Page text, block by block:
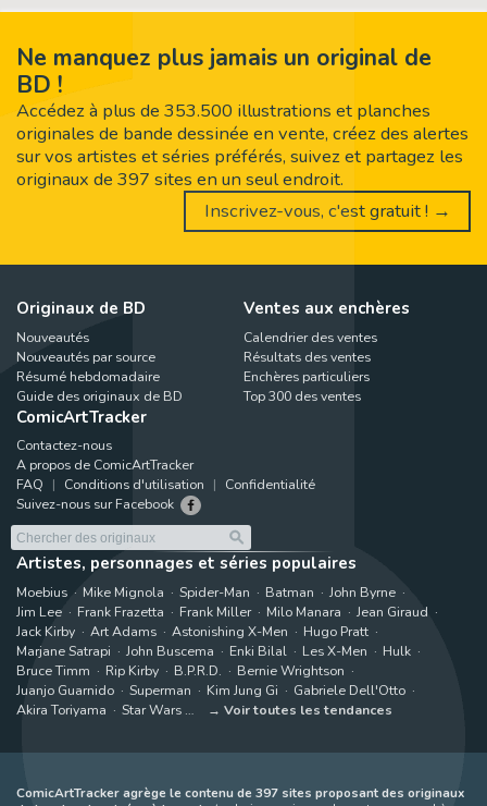
Ne manquez plus jamais un original de
BD !
Accédez à plus de 353.500 illustrations et planches
originales de bande dessinée en vente, créez des alertes
sur vos artistes et séries préférés, suivez et partagez les
originaux de 397 sites en un seul endroit.
Inscrivez-vous, c'est gratuit ! →
Originaux de BD
Nouveautés
Nouveautés par source
Résumé hebdomadaire
Guide des originaux de BD
Ventes aux enchères
Calendrier des ventes
Résultats des ventes
Enchères particuliers
Top 300 des ventes
ComicArtTracker
Contactez-nous
A propos de ComicArtTracker
FAQ
Conditions d'utilisation
Confidentialité
Suivez-nous sur Facebook
Artistes, personnages et séries populaires
Moebius Mike Mignola Spider-Man Batman
John Byrne
Jim Lee
Frank Frazetta Frank Miller Milo Manara
Jean Giraud
Jack Kirby
Art Adams Astonishing X-Men
Hugo Pratt
Marjane Satrapi
John Buscema Enki Bilal Les X-Men
Hulk
Bruce Timm
Rip Kirby B.P.R.D.
Bernie Wrightson
Juanjo Guarnido
Superman Kim Jung Gi
Gabriele Dell'Otto
Akira Toriyama
Star Wars Voir toutes les tendances
ComicArtTracker agrège le contenu de 397 sites proposant des originaux